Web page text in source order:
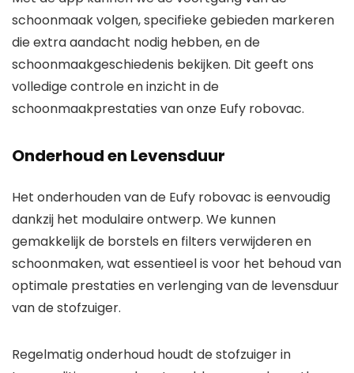
schoonmaak volgen, specifieke gebieden markeren
die extra aandacht nodig hebben, en de
schoonmaakgeschiedenis bekijken. Dit geeft ons
volledige controle en inzicht in de
schoonmaakprestaties van onze Eufy robovac.
Onderhoud en Levensduur
Het onderhouden van de Eufy robovac is eenvoudig
dankzij het modulaire ontwerp. We kunnen
gemakkelijk de borstels en filters verwijderen en
schoonmaken, wat essentieel is voor het behoud van
optimale prestaties en verlenging van de levensduur
van de stofzuiger.
Regelmatig onderhoud houdt de stofzuiger in